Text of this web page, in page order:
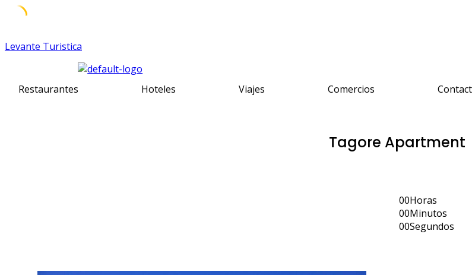
to
Levante Turistica
Restaurantes Hoteles Viajes Comercios
Tagore Apartment
00Horas
00Minutos
00Segundos